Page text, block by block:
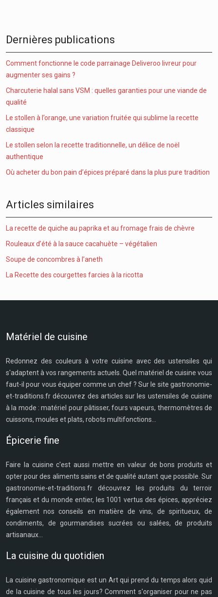
Dernières publications
Comment fonctionne le code parrainage Deliveroo livreur pour
augmenter ses gains ?
Charcuterie halal sans VSM : quelles garanties pour une viande de
qualité
Le stollen à l’orange, une variation fruitée qui sublime la recette
classique
Le stollen selon la recette traditionnelle, un délice de noël
authentique
Où acheter du bon pain d’épices préparé dans la plus pure tradition
Articles similaires
La recette de quiche au paprika et au fromage frais de chèvre
Rouleaux d’été à la sauce cacahuète – végétalien
Soupe de concombres à l’aneth
La Recette des courgettes farcies à la ricotta
Matériel de cuisine
Redonnez des couleurs à votre cuisine avec des ustensiles qui
s'adaptent à vos rangements actuels. Quel matériel de cuisine vous
faut-il pour vous équiper comme un chef ? Sur le site gastronomie-
et-traditions.fr découvrez des articles sur les ustensiles de cuisine
à la mode : matériel pour pâtisser, fours vapeurs, thermomètres de
cuissons, moules et plats, robots multifonctions...
Épicerie fine
Faire la cuisine c'est aussi mettre en valeur de bons produits et
opter pour des aliments sains et de qualité autant que possible. Sur
gastronomie-et-traditions.fr découvrez les produits du terroir
français et du monde entier, les 1001 vertus des épices, appréciez
également nos conseils en matière de vins, de spiritueux, de
condiments, de gourmandises sucrées ou salées, de produits
artisanaux...
La cuisine du quotidien
La cuisine gastronomique est un Art qui prend du temps alors quid
de la cuisine de tous les jours? Comment s'organiser pour ne pas